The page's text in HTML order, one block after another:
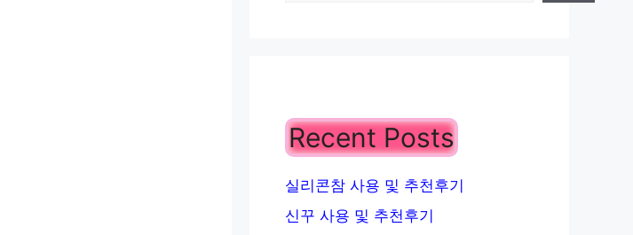
Recent Posts
실리콘참 사용 및 추천후기
신꾸 사용 및 추천후기